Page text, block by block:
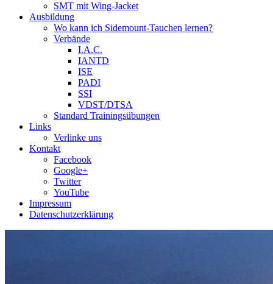
SMT mit Wing-Jacket
Ausbildung
Wo kann ich Sidemount-Tauchen lernen?
Verbände
I.A.C.
IANTD
ISE
PADI
SSI
VDST/DTSA
Standard Trainingsübungen
Links
Verlinke uns
Kontakt
Facebook
Google+
Twitter
YouTube
Impressum
Datenschutzerklärung